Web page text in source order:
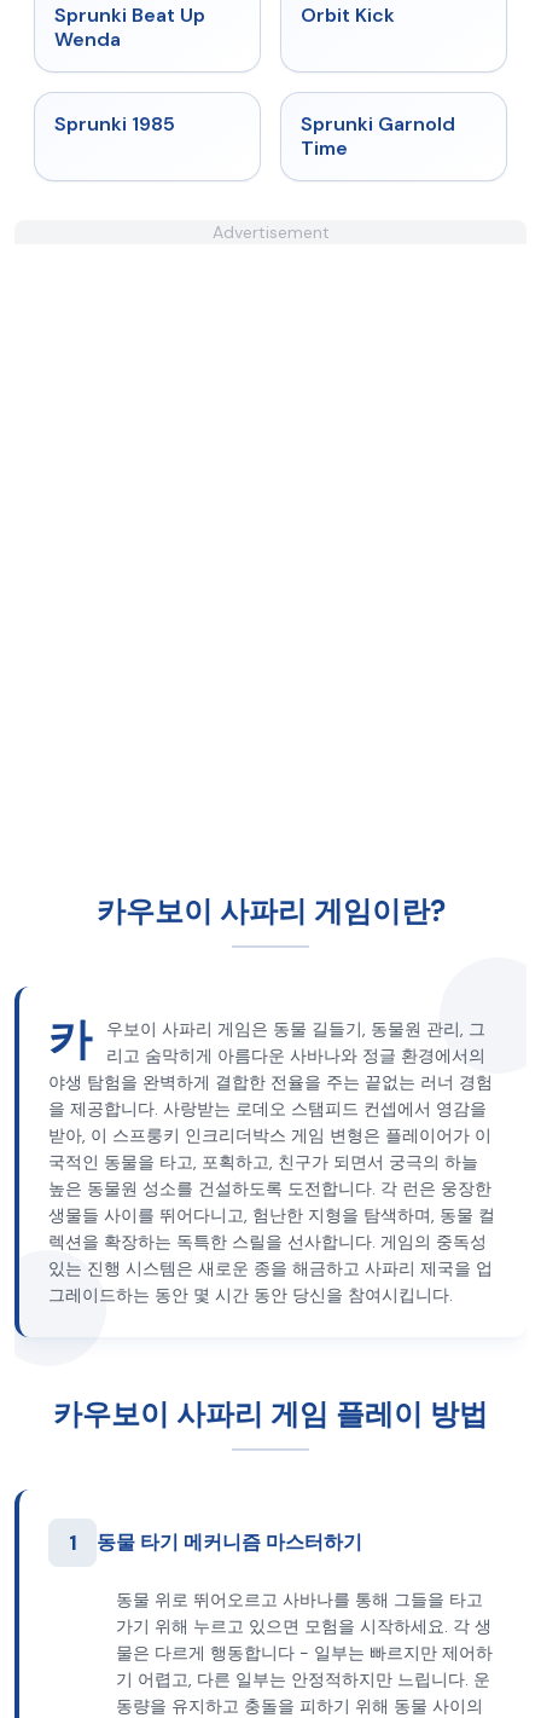
★
Sprunki Beat Up
Wenda
Orbit Kick
Sprunki 1985 ★
Sprunki Garnold
Time
Advertisement
카우보이 사파리 게임이란?
카
우보이 사파리 게임은 동물 길들기, 동물원 관리, 그
리고 숨막히게 아름다운 사바나와 정글 환경에서의
야생 탐험을 완벽하게 결합한 전율을 주는 끝없는 러너 경험
을 제공합니다. 사랑받는 로데오 스탬피드 컨셉에서 영감을
받아, 이 스프룽키 인크리더박스 게임 변형은 플레이어가 이
국적인 동물을 타고, 포획하고, 친구가 되면서 궁극의 하늘
높은 동물원 성소를 건설하도록 도전합니다. 각 런은 웅장한
생물들 사이를 뛰어다니고, 험난한 지형을 탐색하며, 동물 컬
렉션을 확장하는 독특한 스릴을 선사합니다. 게임의 중독성
있는 진행 시스템은 새로운 종을 해금하고 사파리 제국을 업
그레이드하는 동안 몇 시간 동안 당신을 참여시킵니다.
카우보이 사파리 게임 플레이 방법
1 동물 타기 메커니즘 마스터하기
동물 위로 뛰어오르고 사바나를 통해 그들을 타고
가기 위해 누르고 있으면 모험을 시작하세요. 각 생
물은 다르게 행동합니다 - 일부는 빠르지만 제어하
기 어렵고, 다른 일부는 안정적하지만 느립니다. 운
동량을 유지하고 충돌을 피하기 위해 동물 사이의